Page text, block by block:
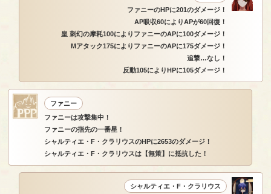
ファニーのHPに201のダメージ！
AP吸収60によりAPが60回復！
皇 刺幻の摩耗100によりファニーのAPに100ダメージ！
Mアタック175によりファニーのAPに175ダメージ！
追撃…なし！
反動105によりHPに105ダメージ！
ファニー
ファニーは攻撃集中！
ファニーの指先の一番星！
シャルティエ・F・クラリウスのHPに2653のダメージ！
シャルティエ・F・クラリウスは【無策】に抵抗した！
シャルティエ・F・クラリウス